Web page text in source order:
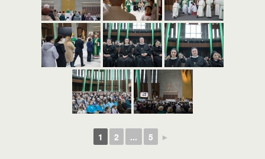
1 2 ... 5 ►